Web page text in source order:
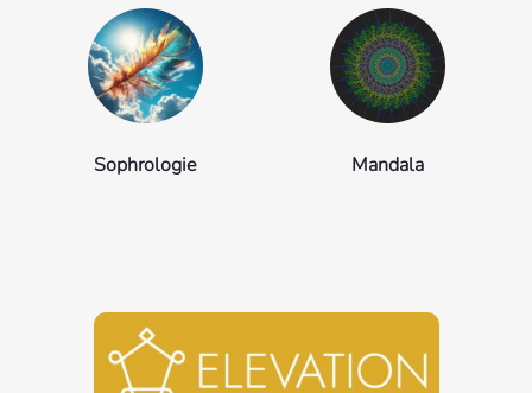
Sophrologie Mandala